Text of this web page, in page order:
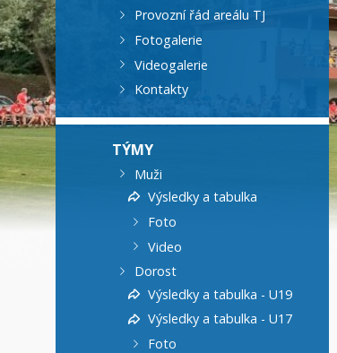
Provozní řád areálu TJ
Fotogalerie
Videogalerie
Kontakty
TÝMY
Muži
Výsledky a tabulka
Foto
Video
Dorost
Výsledky a tabulka - U19
Výsledky a tabulka - U17
Foto